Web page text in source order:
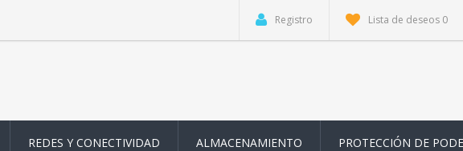
Registro Lista de deseos 0
REDES Y CONECTIVIDAD ALMACENAMIENTO PROTECCIÓN DE